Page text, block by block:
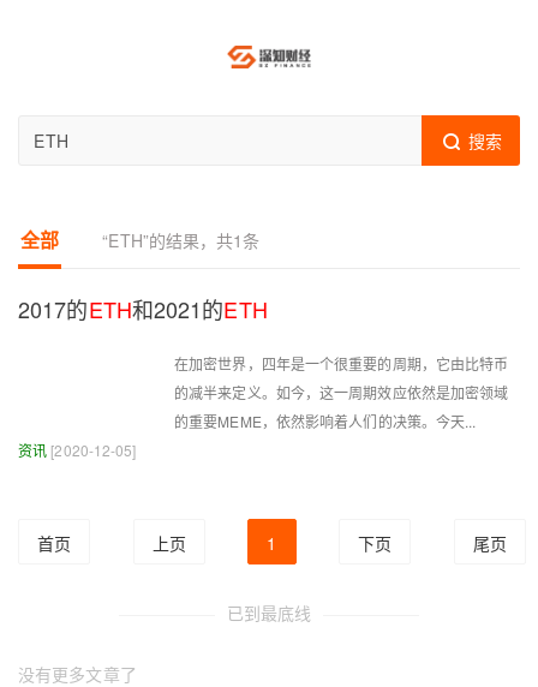
搜索
全部 “ETH”的结果，共1条
2017的ETH和2021的ETH
在加密世界，四年是一个很重要的周期，它由比特币
的减半来定义。如今，这一周期效应依然是加密领域
的重要MEME，依然影响着人们的决策。今天...
资讯 [2020-12-05]
首页 上页 1 下页 尾页
已到最底线
没有更多文章了